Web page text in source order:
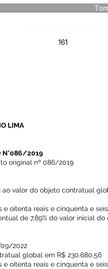
161
LIMA
N°086/2019
original nº 086/2019
valor do objeto contratual
oitenta reais e cinquenta e
de 7,89% do valor inicial do
2022
global em R$ 230.680,56
e oitenta reais e cinquenta e